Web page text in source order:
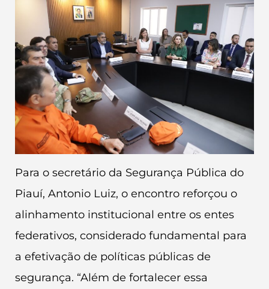
Para o secretário da Segurança Pública do
Piauí, Antonio Luiz, o encontro reforçou o
alinhamento institucional entre os entes
federativos, considerado fundamental para
a efetivação de políticas públicas de
segurança. “Além de fortalecer essa